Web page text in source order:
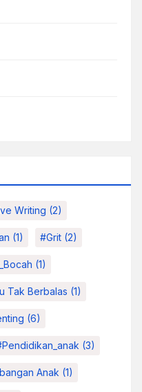
Writing (2)
(1) #grit (2)
(1)
Tak Berbalas (1)
(6)
(3)
Anak (1)